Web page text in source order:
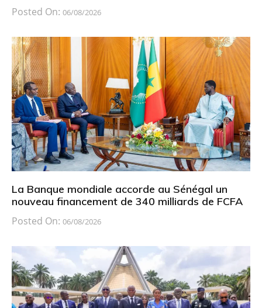
Posted On: 06/08/2026
La Banque mondiale accorde au Sénégal un
nouveau financement de 340 milliards de FCFA
Posted On: 06/08/2026